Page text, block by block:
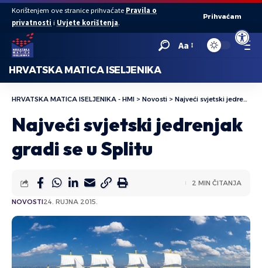
Open
Korištenjem ove stranice prihvaćate Pravila o
privatnosti i Uvjete korištenja.
Prihvaćam
Aa
HRVATSKA MATICA ISELJENIKA
HRVATSKA MATICA ISELJENIKA - HMI > Novosti > Najveći svjetski jedrenjak gradi se u Splitu
Najveći svjetski jedrenjak
gradi se u Splitu
NOVOSTI24. RUJNA 2015.
2 MIN ČITANJA